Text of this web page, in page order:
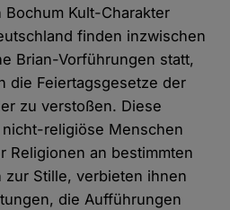
Kult-Charakter
finden inzwischen
Brian-Vorführungen statt,
die Feiertagsgesetze der
zu verstoßen. Diese
religiöse Menschen
Religionen an bestimmten
zur Stille, verbieten ihnen
die Aufführungen